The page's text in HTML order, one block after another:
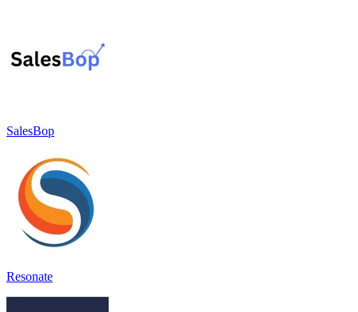
SalesBop
Resonate